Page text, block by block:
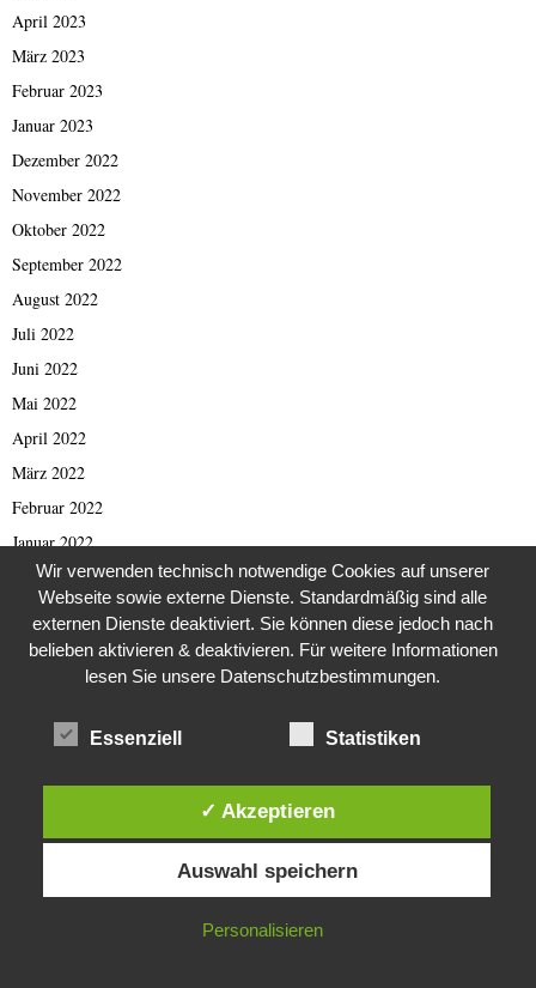
April 2023
März 2023
Februar 2023
Januar 2023
Dezember 2022
November 2022
Oktober 2022
September 2022
August 2022
Juli 2022
Juni 2022
Mai 2022
April 2022
März 2022
Februar 2022
Januar 2022
Dezember 2021
November 2021
Oktober 2021
September 2021
Juli 2021
Juni 2021
Diese Website verwendet Cookies. Durch die weitere Nutzung dieser
Website stimmst du der Verwendung von Cookies zu.
IN ORDNUNG
Wir verwenden technisch notwendige Cookies auf unserer
Webseite sowie externe Dienste. Standardmäßig sind alle
externen Dienste deaktiviert. Sie können diese jedoch nach
belieben aktivieren & deaktivieren. Für weitere Informationen
lesen Sie unsere Datenschutzbestimmungen.
Essenziell Statistiken
✓ Akzeptieren
Auswahl speichern
Personalisieren